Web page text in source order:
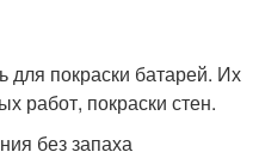
для покраски батарей. Их
работ, покраски стен.
без запаха